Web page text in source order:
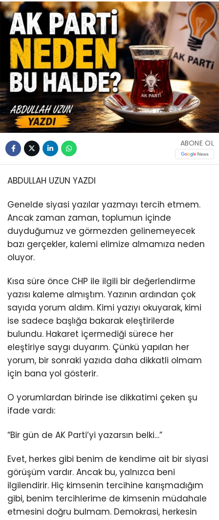
ABONE OL
ABDULLAH UZUN YAZDI
Genelde siyasi yazılar yazmayı tercih etmem.
Ancak zaman zaman, toplumun içinde
duyduğumuz ve görmezden gelinemeyecek
bazı gerçekler, kalemi elimize almamıza neden
oluyor.
Kısa süre önce CHP ile ilgili bir değerlendirme
yazısı kaleme almıştım. Yazının ardından çok
sayıda yorum aldım. Kimi yazıyı okuyarak, kimi
ise sadece başlığa bakarak eleştirilerde
bulundu. Hakaret içermediği sürece her
eleştiriye saygı duyarım. Çünkü yapılan her
yorum, bir sonraki yazıda daha dikkatli olmam
için bana yol gösterir.
O yorumlardan birinde ise dikkatimi çeken şu
ifade vardı:
“Bir gün de AK Parti’yi yazarsın belki…”
Evet, herkes gibi benim de kendime ait bir siyasi
görüşüm vardır. Ancak bu, yalnızca beni
ilgilendirir. Hiç kimsenin tercihine karışmadığım
gibi, benim tercihlerime de kimsenin müdahale
etmesini doğru bulmam. Demokrasi, herkesin